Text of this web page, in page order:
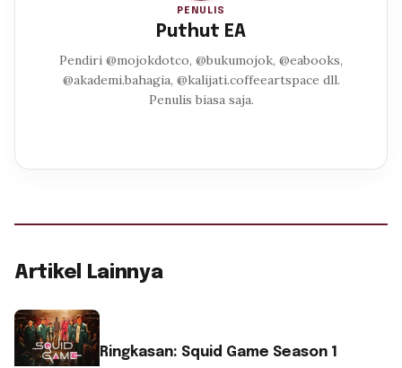
PENULIS
Puthut EA
Pendiri @mojokdotco, @bukumojok, @eabooks,
@akademi.bahagia, @kalijati.coffeeartspace dll.
Penulis biasa saja.
Artikel Lainnya
Ringkasan: Squid Game Season 1